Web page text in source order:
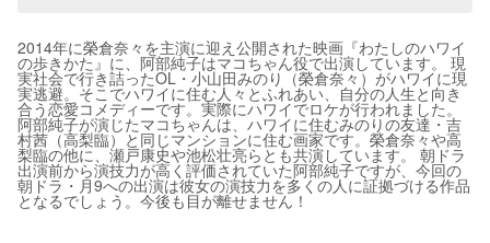
2014年に榮倉奈々を主演に迎え公開された映画『わたしのハワイ
の歩きかた』に、阿部純子はマコちゃん役で出演しています。 現
実社会で行き詰ったOL・小山田みのり（榮倉奈々）がハワイに現
実逃避。そこでハワイに住む人々とふれあい、自分の人生と向き
合う恋愛コメディーです。実際にハワイでロケが行われました。
阿部純子が演じたマコちゃんは、ハワイに住むみのりの友達・吉
村茜（高梨臨）と同じマンションに住む画家です。榮倉奈々や高
梨臨の他に、瀬戸康史や池松壮亮らとも共演しています。 朝ドラ
出演前から演技力が高く評価されていた阿部純子ですが、今回の
朝ドラ・月9への出演は彼女の演技力を多くの人に証拠づける作品
となるでしょう。今後も目が離せません！